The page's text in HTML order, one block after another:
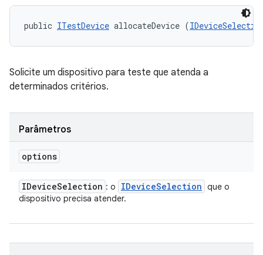
public ITestDevice allocateDevice (
Solicite um dispositivo para teste que atenda a
determinados critérios.
Parâmetros
options
IDeviceSelection : o IDeviceSelection que o
dispositivo precisa atender.